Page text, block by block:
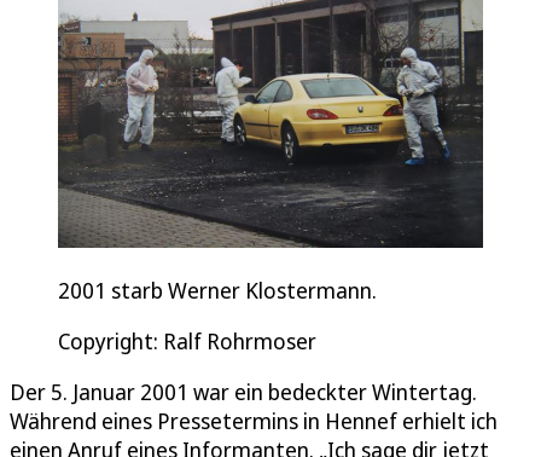
2001 starb Werner Klostermann.
Copyright: Ralf Rohrmoser
Der 5. Januar 2001 war ein bedeckter Wintertag.
Während eines Pressetermins in Hennef erhielt ich
einen Anruf eines Informanten. „Ich sage dir jetzt